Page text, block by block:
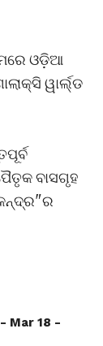
ଓଡ଼ିଆ
ୱାର୍ଲ୍ଡ
ବାସଗୃହ
Mar 18 -